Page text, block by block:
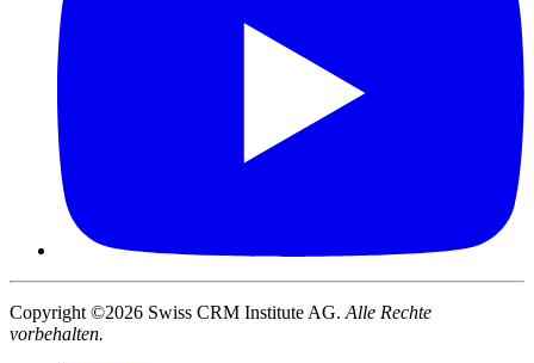
Copyright ©2026 Swiss CRM Institute AG. Alle Rechte
vorbehalten.